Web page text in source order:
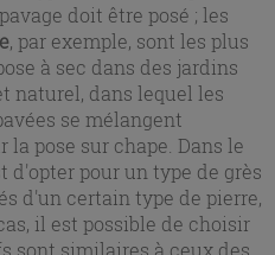
doit être posé ; les
, par exemple, sont les plus
à sec dans des jardins
naturel, dans lequel les
se mélangent
pose sur chape. Dans le
d'opter pour un type de grès
d'un certain type de pierre,
il est possible de choisir
sont similaires à ceux des